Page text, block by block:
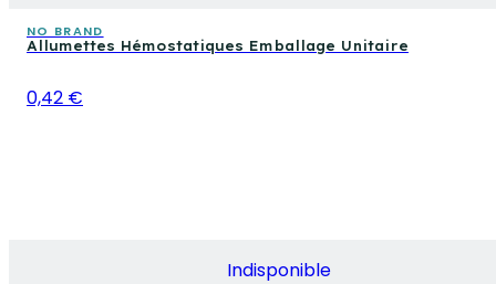
NO BRAND
Allumettes Hémostatiques Emballage Unitaire
0,42 €
Indisponible